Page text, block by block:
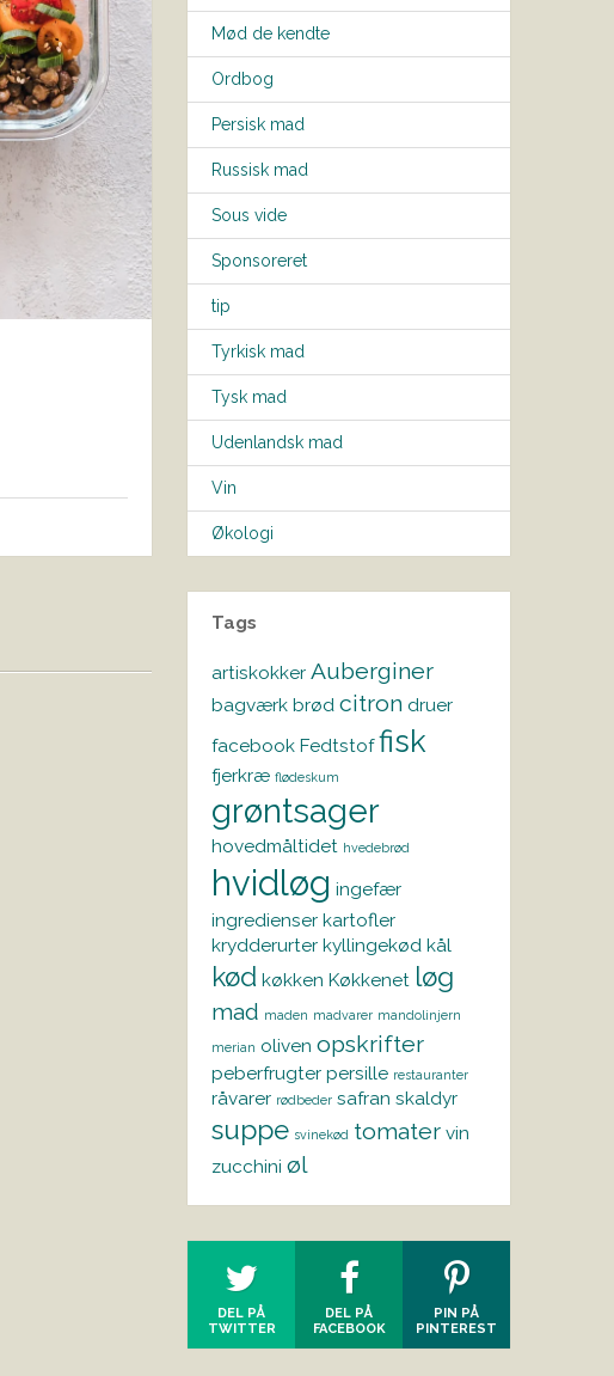
Mød de kendte
Ordbog
Persisk mad
Russisk mad
Sous vide
Sponsoreret
tip
Tyrkisk mad
Tysk mad
Udenlandsk mad
Vin
Økologi
Tags
artiskokker Auberginer
bagværk brød citron druer
facebook Fedtstof fisk
fjerkræ flødeskum
grøntsager
hovedmåltidet hvedebrød
hvidløg ingefær
ingredienser kartofler
krydderurter kyllingekød kål
kød køkken Køkkenet løg
mad maden madvarer mandolinjern
merian oliven opskrifter
peberfrugter persille restauranter
råvarer rødbeder safran skaldyr
suppe svinekød tomater vin
zucchini øl
DEL PÅ
TWITTER
DEL PÅ
FACEBOOK
PIN PÅ
PINTEREST